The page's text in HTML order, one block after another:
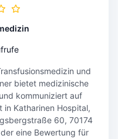
und
bietet medizinische
kommuniziert auf
Katharinen Hospital,
60, 70174
eine Bewertung für